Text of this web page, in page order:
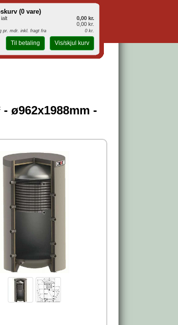
ø962x1988mm -
(0 vare)
0,00 kr.
0,00 kr.
pr. mdr. inkl. fragt fra 0 kr.
Til betaling Vis/skjul kurv